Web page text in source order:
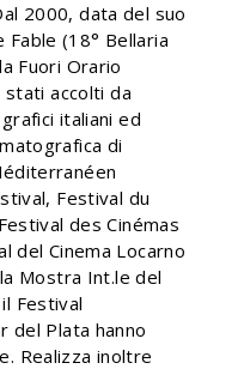
2000, data del suo
(18° Bellaria
Fuori Orario
stati accolti da
italiani ed
di
Festival du
des Cinémas
del Cinema Locarno
Mostra Int.le del
Festival
del Plata hanno
Realizza inoltre